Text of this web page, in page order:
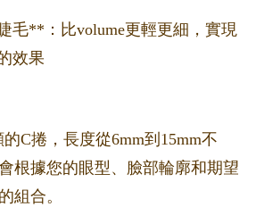
毛**：比volume更輕更細，實現
效果
C捲，長度從6mm到15mm不
根據您的眼型、臉部輪廓和期望
組合。